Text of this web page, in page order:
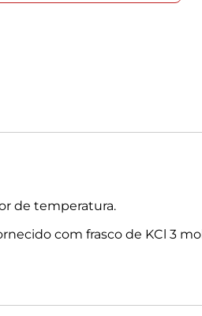
de temperatura.
com frasco de KCl 3